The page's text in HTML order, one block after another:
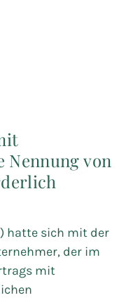
Nennung von
hatte sich mit der
der im
mit